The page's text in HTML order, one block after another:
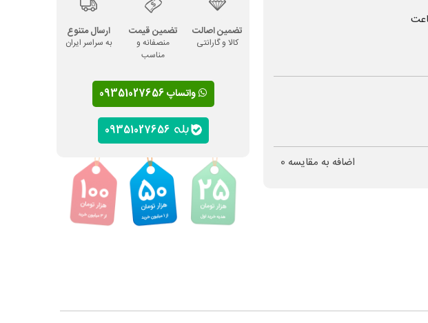
اضافه به مقایسه 0
تضمین اصالت
کالا و گارانتی
تضمین قیمت
منصفانه و
مناسب
ارسال متنوع
به سراسر ایران
واتساپ 09351027656